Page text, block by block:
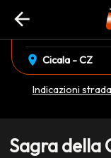
arrow_back
sabato 27
location_on Cicala - CZ
Indicazioni
Sagra della